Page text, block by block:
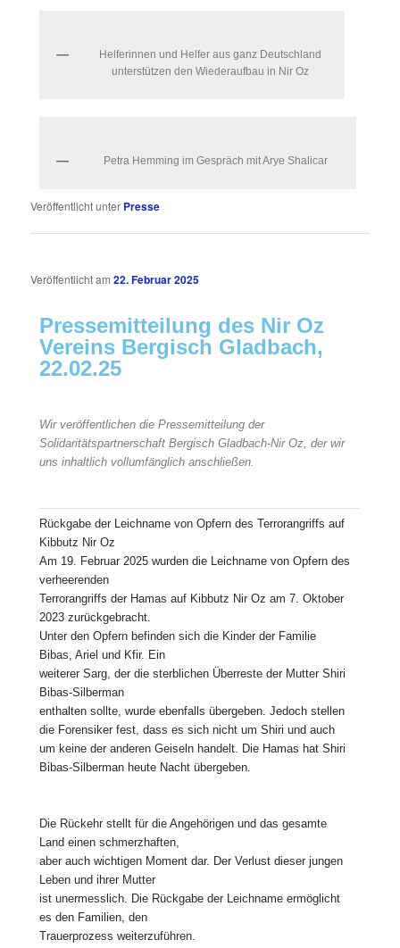
Helferinnen und Helfer aus ganz Deutschland
unterstützen den Wiederaufbau in Nir Oz
Petra Hemming im Gespräch mit Arye Shalicar
Veröffentlicht unter Presse
Veröffentlicht am22. Februar 2025
Pressemitteilung des Nir Oz
Vereins Bergisch Gladbach,
22.02.25
Wir veröffentlichen die Pressemitteilung der
Solidaritätspartnerschaft Bergisch Gladbach-Nir Oz, der wir
uns inhaltlich vollumfänglich anschließen.
Rückgabe der Leichname von Opfern des Terrorangriffs auf
Kibbutz Nir Oz
Am 19. Februar 2025 wurden die Leichname von Opfern des
verheerenden
Terrorangriffs der Hamas auf Kibbutz Nir Oz am 7. Oktober
2023 zurückgebracht.
Unter den Opfern befinden sich die Kinder der Familie
Bibas, Ariel und Kfir. Ein
weiterer Sarg, der die sterblichen Überreste der Mutter Shiri
Bibas-Silberman
enthalten sollte, wurde ebenfalls übergeben. Jedoch stellen
die Forensiker fest, dass es sich nicht um Shiri und auch
um keine der anderen Geiseln handelt. Die Hamas hat Shiri
Bibas-Silberman heute Nacht übergeben.
Die Rückehr stellt für die Angehörigen und das gesamte
Land einen schmerzhaften,
aber auch wichtigen Moment dar. Der Verlust dieser jungen
Leben und ihrer Mutter
ist unermesslich. Die Rückgabe der Leichname ermöglicht
es den Familien, den
Trauerprozess weiterzuführen.